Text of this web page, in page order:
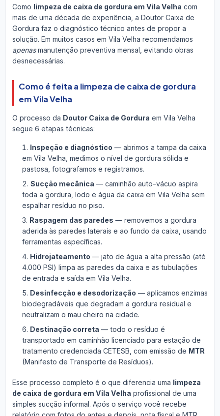
Como limpeza de caixa de gordura em Vila Velha com
mais de uma década de experiência, a Doutor Caixa de
Gordura faz o diagnóstico técnico antes de propor a
solução. Em muitos casos em Vila Velha recomendamos
apenasmanutenção preventiva mensal, evitando obras
desnecessárias.
Como é feita a limpeza de caixa de gordura
em Vila Velha
O processo da Doutor Caixa de Gordura em Vila Velha
segue 6 etapas técnicas:
Inspeção e diagnóstico — abrimos a tampa da caixa
em Vila Velha, medimos o nível de gordura sólida e
pastosa, fotografamos e registramos.
Sucção mecânica — caminhão auto-vácuo aspira
toda a gordura, lodo e água da caixa em Vila Velha sem
espalhar resíduo no piso.
Raspagem das paredes — removemos a gordura
aderida às paredes laterais e ao fundo da caixa, usando
ferramentas específicas.
Hidrojateamento — jato de água a alta pressão (até
4.000 PSI) limpa as paredes da caixa e as tubulações
de entrada e saída em Vila Velha.
Desinfecção e desodorização — aplicamos enzimas
biodegradáveis que degradam a gordura residual e
neutralizam o mau cheiro na cidade.
Destinação correta — todo o resíduo é
transportado em caminhão licenciado para estação de
tratamento credenciada CETESB, com emissão de MTR
(Manifesto de Transporte de Resíduos).
Esse processo completo é o que diferencia uma limpeza
de caixa de gordura em Vila Velha profissional de uma
simples sucção informal. Após o serviço você recebe